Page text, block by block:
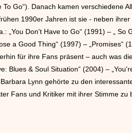
To Go“). Danach kamen verschiedene
1990er Jahren ist sie - neben
„You Don't Have to Go“ (1991) – „ So
a Good Thing“ (1997) – „Promises“
für ihre Fans präsent – auch was
Blues & Soul Situation“ (2004) –
Lynn gehörte zu den
Fans und Kritiker mit ihrer Stimme zu